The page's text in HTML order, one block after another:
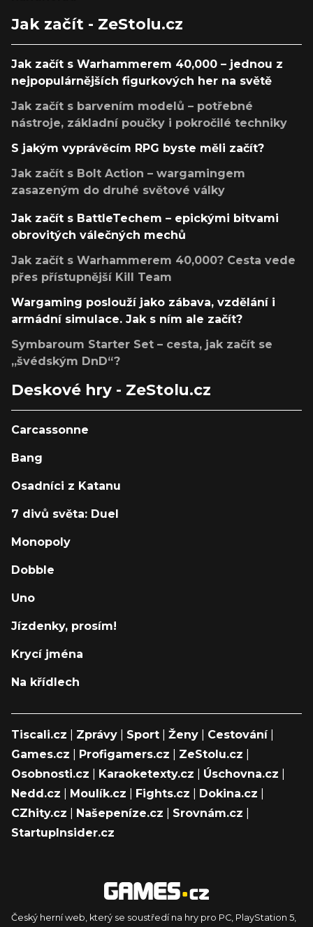
Jak začít - ZeStolu.cz
Jak začít s Warhammerem 40,000 – jednou z
nejpopulárnějších figurkových her na světě
Jak začít s barvením modelů – potřebné
nástroje, základní poučky i pokročilé techniky
S jakým vyprávěcím RPG byste měli začít?
Jak začít s Bolt Action – wargamingem
zasazeným do druhé světové války
Jak začít s BattleTechem – epickými bitvami
obrovitých válečných mechů
Jak začít s Warhammerem 40,000? Cesta vede
přes přístupnější Kill Team
Wargaming poslouží jako zábava, vzdělání i
armádní simulace. Jak s ním ale začít?
Symbaroum Starter Set – cesta, jak začít se
„švédským DnD“?
Deskové hry - ZeStolu.cz
Carcassonne
Bang
Osadníci z Katanu
7 divů světa: Duel
Monopoly
Dobble
Uno
Jízdenky, prosím!
Krycí jména
Na křídlech
Tiscali.cz Zprávy Sport Ženy Cestování|
Games.cz
Profigamers.cz ZeStolu.cz
Osobnosti.cz
Karaoketexty.cz Úschovna.cz
Nedd.cz
Moulík.cz Fights.cz Dokina.cz
CZhity.cz
Našepeníze.cz Srovnám.cz
StartupInsider.cz
Český herní web, který se soustředí na hry pro PC, PlayStation 5,